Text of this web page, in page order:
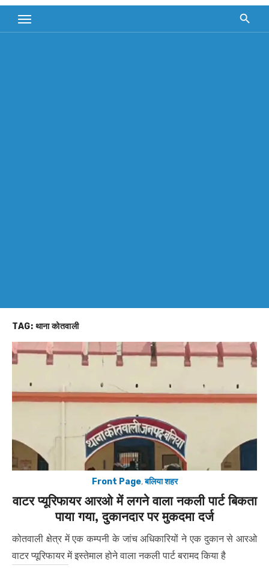
TAG: थाना कोतवाली
Front Page,बलिया शहर
वाटर प्यूरिफायर आरओ में लगने वाला नकली पार्ट बिकता
पाया गया, दुकानदार पर मुकदमा दर्ज
कोतवाली क्षेत्र में एक कम्पनी के जांच अधिकारियों ने एक दुकान से आरओ
वाटर प्यूरिफायर में इस्तेमाल होने वाला नकली पार्ट बरामद किया है